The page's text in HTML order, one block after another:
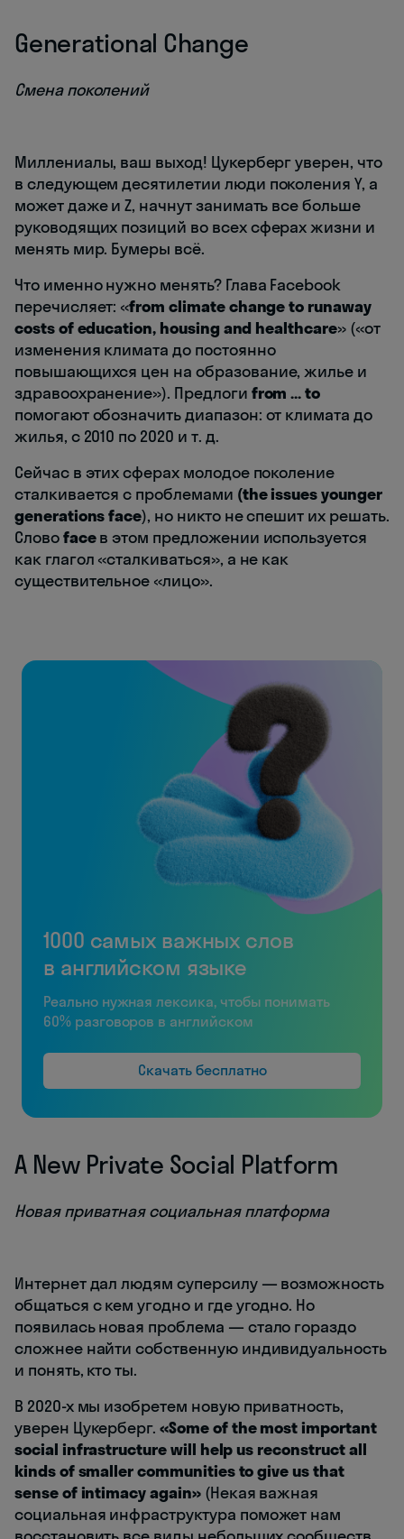
Generational Change
Смена поколений
Миллениалы, ваш выход! Цукерберг уверен, что
в следующем десятилетии люди поколения Y, а
может даже и Z, начнут занимать все больше
руководящих позиций во всех сферах жизни и
менять мир. Бумеры всё.
Что именно нужно менять? Глава Facebook
перечисляет: «from climate change to runaway
costs of education, housing and healthcare» («от
изменения климата до постоянно
повышающихся цен на образование, жилье и
здравоохранение»). Предлоги from ... to
помогают обозначить диапазон: от климата до
жилья, с 2010 по 2020 и т. д.
Сейчас в этих сферах молодое поколение
сталкивается с проблемами (the issues younger
generations face), но никто не спешит их решать.
Словоfaceв этом предложении используется
как глагол «сталкиваться», а не как
существительное «лицо».
1000 самых важных слов
в английском языке
Реально нужная лексика, чтобы понимать
60% разговоров в английском
Скачать бесплатно
A New Private Social Platform
Новая приватная социальная платформа
Интернет дал людям суперсилу — возможность
общаться с кем угодно и где угодно. Но
появилась новая проблема — стало гораздо
сложнее найти собственную индивидуальность
и понять, кто ты.
В 2020-х мы изобретем новую приватность,
уверен Цукерберг.«Some of the most important
social infrastructure will help us reconstruct all
kinds of smaller communities to give us that
sense of intimacy again»(Некая важная
социальная инфраструктура поможет нам